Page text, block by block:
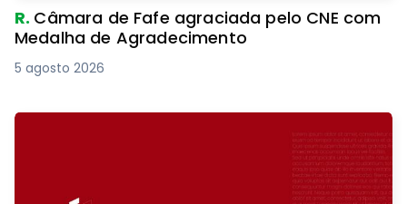
R. Câmara de Fafe agraciada pelo CNE com
Medalha de Agradecimento
5 agosto 2026